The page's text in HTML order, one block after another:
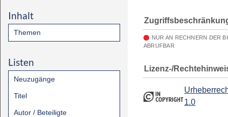
Inhalt
Themen
Listen
Neuzugänge
Titel
Autor / Beteiligte
NUR AN RECHNERN DER
ABRUFBAR
Lizenz-/
1.0